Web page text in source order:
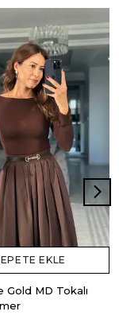
EKLE
Gold MD Tokalı